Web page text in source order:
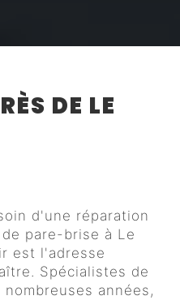
DE LE
d'une réparation
pare-brise à Le
est l'adresse
Spécialistes de
années,